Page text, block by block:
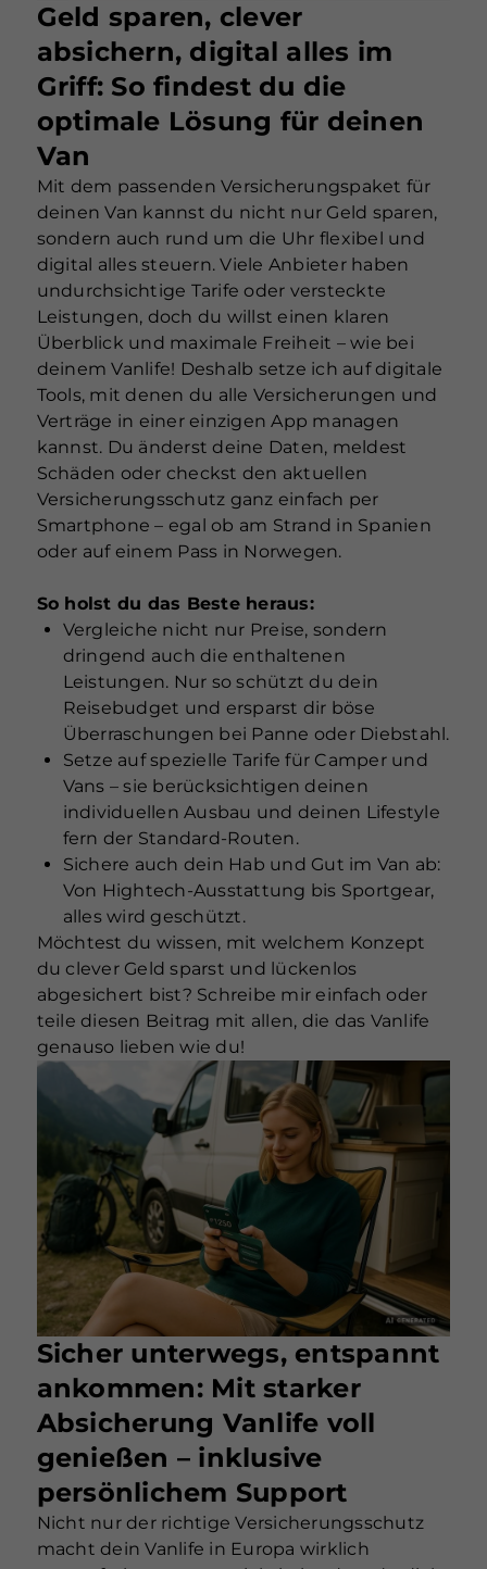
Geld sparen, clever
absichern, digital alles im
Griff: So findest du die
optimale Lösung für deinen
Van
Mit dem passenden Versicherungspaket für
deinen Van kannst du nicht nur Geld sparen,
sondern auch rund um die Uhr flexibel und
digital alles steuern. Viele Anbieter haben
undurchsichtige Tarife oder versteckte
Leistungen, doch du willst einen klaren
Überblick und maximale Freiheit – wie bei
deinem Vanlife! Deshalb setze ich auf digitale
Tools, mit denen du alle Versicherungen und
Verträge in einer einzigen App managen
kannst. Du änderst deine Daten, meldest
Schäden oder checkst den aktuellen
Versicherungsschutz ganz einfach per
Smartphone – egal ob am Strand in Spanien
oder auf einem Pass in Norwegen.
So holst du das Beste heraus:
Vergleiche nicht nur Preise, sondern
dringend auch die enthaltenen
Leistungen. Nur so schützt du dein
Reisebudget und ersparst dir böse
Überraschungen bei Panne oder Diebstahl.
Setze auf spezielle Tarife für Camper und
Vans – sie berücksichtigen deinen
individuellen Ausbau und deinen Lifestyle
fern der Standard-Routen.
Sichere auch dein Hab und Gut im Van ab:
Von Hightech-Ausstattung bis Sportgear,
alles wird geschützt.
Möchtest du wissen, mit welchem Konzept
du clever Geld sparst und lückenlos
abgesichert bist? Schreibe mir einfach oder
teile diesen Beitrag mit allen, die das Vanlife
genauso lieben wie du!
Sicher unterwegs, entspannt
ankommen: Mit starker
Absicherung Vanlife voll
genießen – inklusive
persönlichem Support
Nicht nur der richtige Versicherungsschutz
macht dein Vanlife in Europa wirklich